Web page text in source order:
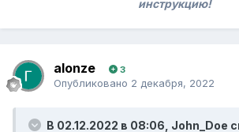
инструкцию!
alonze 3
Опубликовано 2 декабря, 2022
В 02.12.2022 в 08:06, John_Doe